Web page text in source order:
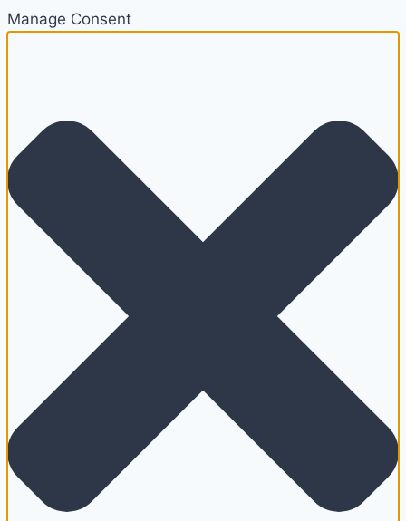
Manage Consent